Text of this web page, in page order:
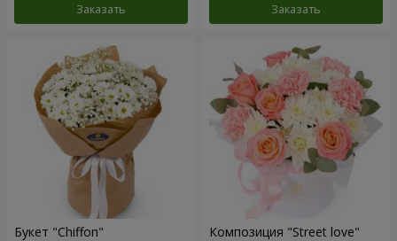
Заказать Заказать
Букет "Chiffon" Композиция "Street love"